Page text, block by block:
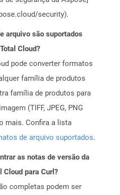
security).
arquivo são suportados
Cloud?
pode converter formatos
família de produtos
família de produtos para
(TIFF, JPEG, PNG
mais. Confira a lista
de arquivo suportados.
as notas de versão da
Cloud para Curl?
completas podem ser